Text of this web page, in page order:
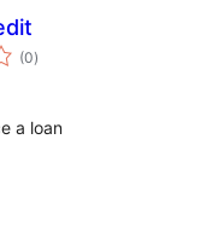
(0total
de
)
a loan